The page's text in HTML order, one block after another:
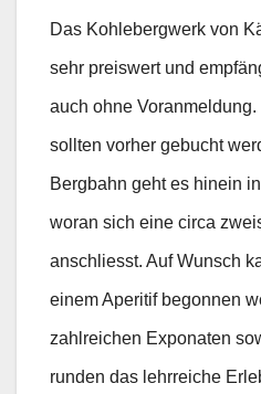
Das Kohlebergwerk von
sehr preiswert und
auch ohne
sollten vorher gebucht
Bergbahn geht es hinein
woran sich eine circa
anschliesst. Auf Wunsch
einem Aperitif begonnen
zahlreichen Exponaten
runden das lehrreiche